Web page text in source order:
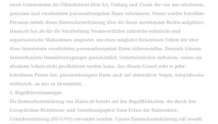
unser Unternehmen die Öffentlichkeit über Art, Umfang und Zweck der von uns erhobenen,
genutzten und verarbeiteten personenbezogenen Daten informieren. Ferner werden betroffene
Personen mittels dieser Datenschutzerklärung über die ihnen zustehenden Rechte aufgeklärt.
Hania.de hat als für die Verarbeitung Verantwortlicher zahlreiche technische und
organisatorische Maßnahmen umgesetzt, um einen möglichst lückenlosen Schutz der über
diese Internetseite verarbeiteten personenbezogenen Daten sicherzustellen. Dennoch können
Internetbasierte Datenübertragungen grundsätzlich Sicherheitslücken aufweisen, sodass ein
absoluter Schutz nicht gewährleistet werden kann. Aus diesem Grund steht es jeder
betroffenen Person frei, personenbezogene Daten auch auf alternativen Wegen, beispielsweise
telefonisch, an uns zu übermitteln.
1. Begriffsbestimmungen
Die Datenschutzerklärung von Hania.de beruht auf den Begrifflichkeiten, die durch den
Europäischen Richtlinien- und Verordnungsgeber beim Erlass der Datenschutz-
Grundverordnung (DS-GVO) verwendet wurden. Unsere Datenschutzerklärung soll sowohl